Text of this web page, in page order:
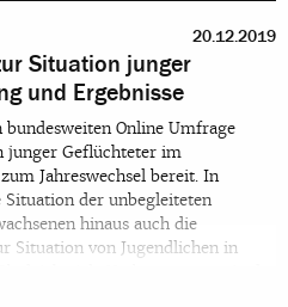
20.12.2019
Situation junger
und Ergebnisse
Online Umfrage
junger Geflüchteter im
Jahreswechsel bereit. In
Situation der unbegleiteten
hinaus auch die
Situation von Jugendlichen in
dokumentiert werden,